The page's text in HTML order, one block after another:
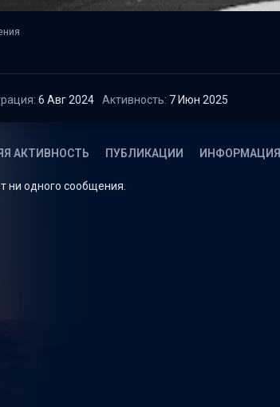
6 Авг 2024 Активность 7 Июн 2025
АКТИВНОСТЬ ПУБЛИКАЦИИ ИНФОРМАЦИЯ
ни одного сообщения.